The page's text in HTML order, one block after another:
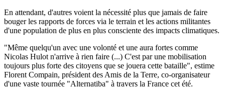
En attendant, d'autres voient la nécessité plus que jamais de faire
bouger les rapports de forces via le terrain et les actions militantes
d'une population de plus en plus consciente des impacts climatiques.
"Même quelqu'un avec une volonté et une aura fortes comme
Nicolas Hulot n'arrive à rien faire (...) C'est par une mobilisation
toujours plus forte des citoyens que se jouera cette bataille", estime
Florent Compain, président des Amis de la Terre, co-organisateur
d'une vaste tournée "Alternatiba" à travers la France cet été.